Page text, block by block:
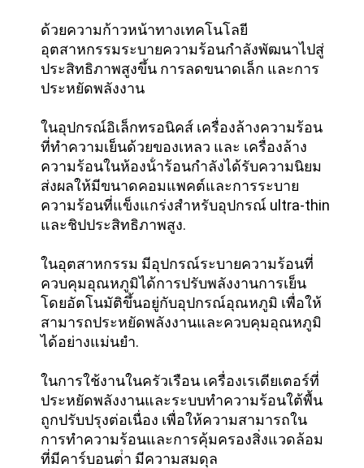
ด้วยความก้าวหน้าทางเทคโนโลยี
อุตสาหกรรมระบายความร้อนกําลังพัฒนาไปสู่
ประสิทธิภาพสูงขึ้น การลดขนาดเล็ก และการ
ประหยัดพลังงาน
ในอุปกรณ์อิเล็กทรอนิคส์ เครื่องล้างความร้อน
ที่ทําความเย็นด้วยของเหลว และ เครื่องล้าง
ความร้อนในห้องน้ําร้อนกําลังได้รับความนิยม
ส่งผลให้มีขนาดคอมแพคต์และการระบาย
ความร้อนที่แข็งแกร่งสําหรับอุปกรณ์ ultra-thin
และชิปประสิทธิภาพสูง.
ในอุตสาหกรรม มีอุปกรณ์ระบายความร้อนที่
ควบคุมอุณหภูมิได้การปรับพลังงานการเย็น
โดยอัตโนมัติขึ้นอยู่กับอุปกรณ์อุณหภูมิ เพื่อให้
สามารถประหยัดพลังงานและควบคุมอุณหภูมิ
ได้อย่างแม่นยํา.
ในการใช้งานในครัวเรือน เครื่องเรเดียเตอร์ที่
ประหยัดพลังงานและระบบทําความร้อนใต้พื้น
ถูกปรับปรุงต่อเนื่อง เพื่อให้ความสามารถใน
การทําความร้อนและการคุ้มครองสิ่งแวดล้อม
ที่มีคาร์บอนต่ํา มีความสมดุล